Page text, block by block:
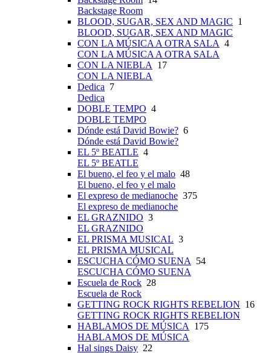
Backstage Room
BLOOD, SUGAR, SEX AND MAGIC 1
BLOOD, SUGAR, SEX AND MAGIC
CON LA MÚSICA A OTRA SALA 4
CON LA MÚSICA A OTRA SALA
CON LA NIEBLA
17
CON LA NIEBLA
Dedica 7
Dedica
DOBLE TEMPO 4
DOBLE TEMPO
Dónde está David Bowie? 6
Dónde está David Bowie?
EL 5º BEATLE 4
EL 5º BEATLE
El bueno, el feo y el malo 48
El bueno, el feo y el malo
El expreso de medianoche 375
El expreso de medianoche
EL GRAZNIDO 3
EL GRAZNIDO
EL PRISMA MUSICAL 3
EL PRISMA MUSICAL
ESCUCHA CÓMO SUENA
54
ESCUCHA CÓMO SUENA
Escuela de Rock 28
Escuela de Rock
GETTING ROCK RIGHTS REBELION 16
GETTING ROCK RIGHTS REBELION
HABLAMOS DE MÚSICA
175
HABLAMOS DE MÚSICA
Hal sings Daisy 22